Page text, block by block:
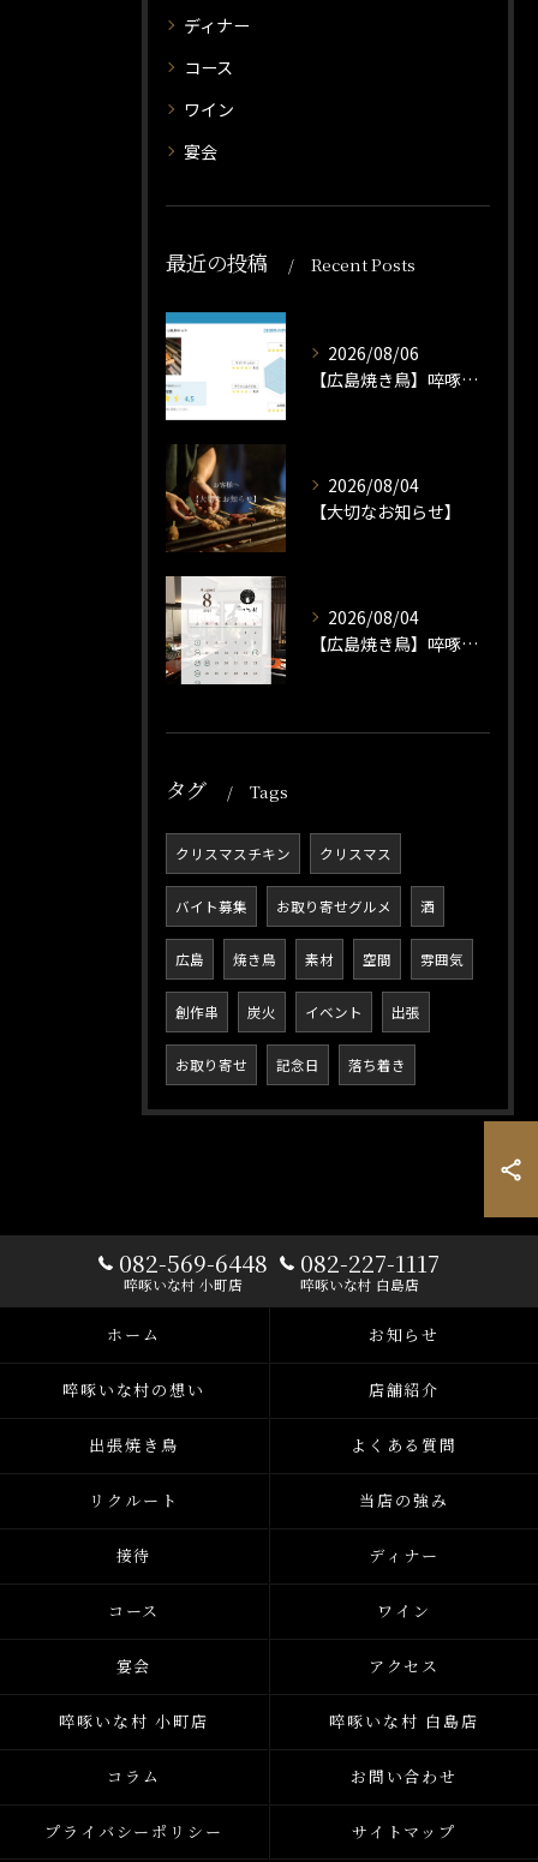
ディナー
コース
ワイン
宴会
最近の投稿 Recent Posts
2026/08/06
【広島焼き鳥】啐啄いな村冷凍焼き鳥いかがですか？
2026/08/04
【大切なお知らせ】
2026/08/04
【広島焼き鳥】啐啄いな村小町店 8月の営業日のお知らせ
タグ Tags
クリスマスチキン クリスマス
バイト募集 お取り寄せグルメ 酒
広島 焼き鳥 素材 空間 雰囲気
創作串 炭火 イベント 出張
お取り寄せ 記念日 落ち着き
082-569-6448
啐啄いな村 小町店
082-227-1117
啐啄いな村 白島店
ホーム お知らせ
啐啄いな村の想い 店舗紹介
出張焼き鳥 よくある質問
リクルート 当店の強み
接待 ディナー
コース ワイン
宴会 アクセス
啐啄いな村 小町店 啐啄いな村 白島店
コラム お問い合わせ
プライバシーポリシー サイトマップ